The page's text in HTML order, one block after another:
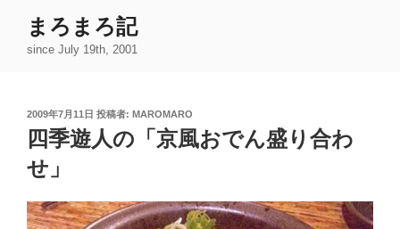
まろまろ記
since July 19th, 2001
投
稿
日:
2009年7月11日 投稿者: MAROMARO
四季遊人の「京風おでん盛り合わ
せ」